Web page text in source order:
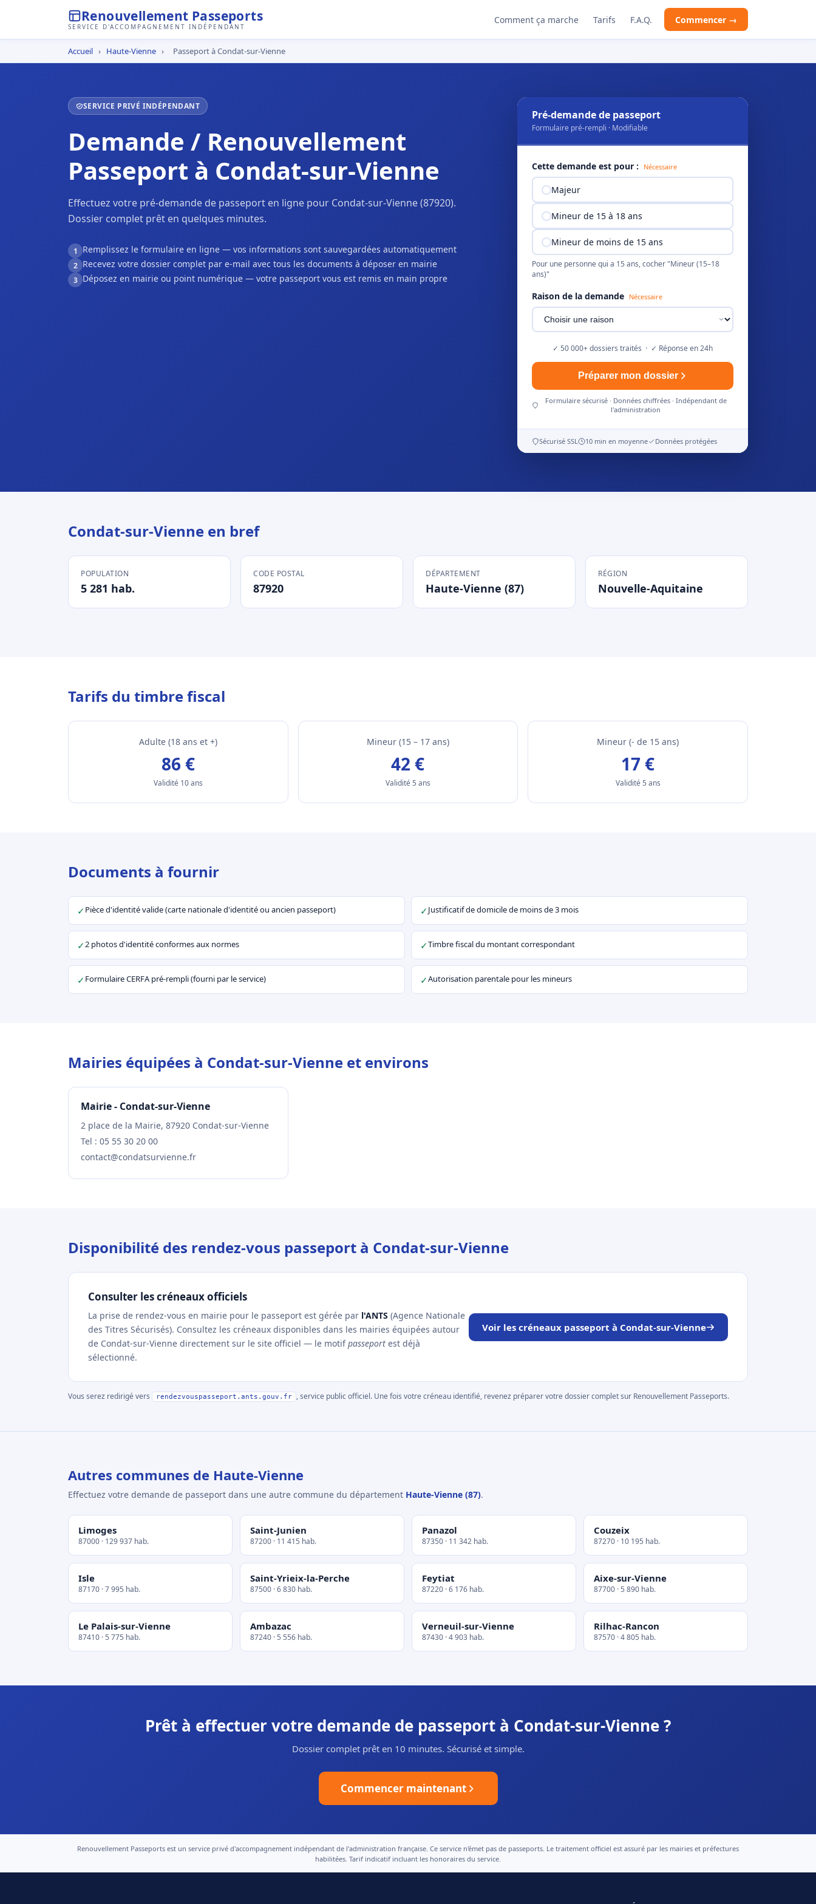
Renouvellement Passeports
SERVICE D'ACCOMPAGNEMENT INDÉPENDANT
Comment ça marche Tarifs F.A.Q. Commencer →
Accueil › Haute-Vienne › Passeport à Condat-sur-Vienne
SERVICE PRIVÉ INDÉPENDANT
Demande / Renouvellement
Passeport à Condat-sur-Vienne
Effectuez votre pré-demande de passeport en ligne pour Condat-sur-Vienne (87920).
Dossier complet prêt en quelques minutes.
1 Remplissez le formulaire en ligne — vos informations sont sauvegardées automatiquement
2 Recevez votre dossier complet par e-mail avec tous les documents à déposer en mairie
3 Déposez en mairie ou point numérique — votre passeport vous est remis en main propre
Pré-demande de passeport
Formulaire pré-rempli · Modifiable
Cette demande est pour : Nécessaire
Majeur
Mineur de 15 à 18 ans
Mineur de moins de 15 ans
Pour une personne qui a 15 ans, cocher "Mineur (15–18
ans)"
Raison de la demande Nécessaire
✓ 50 000+ dossiers traités · ✓ Réponse en 24h
Préparer mon dossier
Formulaire sécurisé · Données chiffrées · Indépendant de
l'administration
Sécurisé SSL 10 min en moyenne Données protégées
Condat-sur-Vienne en bref
POPULATION
5 281 hab.
CODE POSTAL
87920
DÉPARTEMENT
Haute-Vienne (87)
RÉGION
Nouvelle-Aquitaine
Tarifs du timbre fiscal
Adulte (18 ans et +)
86 €
Validité 10 ans
Mineur (15 – 17 ans)
42 €
Validité 5 ans
Mineur (- de 15 ans)
17 €
Validité 5 ans
Documents à fournir
✓ Pièce d'identité valide (carte nationale d'identité ou ancien passeport) ✓Justificatif de domicile de moins de 3 mois
✓2 photos d'identité conformes aux normes ✓Timbre fiscal du montant correspondant
✓ Formulaire CERFA pré-rempli (fourni par le service) ✓Autorisation parentale pour les mineurs
Mairies équipées à Condat-sur-Vienne et environs
Mairie - Condat-sur-Vienne
2 place de la Mairie, 87920 Condat-sur-Vienne
Tel : 05 55 30 20 00
contact@condatsurvienne.fr
Disponibilité des rendez-vous passeport à Condat-sur-Vienne
Consulter les créneaux officiels
La prise de rendez-vous en mairie pour le passeport est gérée par l'ANTS (Agence Nationale
des Titres Sécurisés). Consultez les créneaux disponibles dans les mairies équipées autour
de Condat-sur-Vienne directement sur le site officiel — le motifpasseport est déjà
sélectionné.
Voir les créneaux passeport à Condat-sur-Vienne
Vous serez redirigé vers rendezvouspasseport.ants.gouv.fr , service public officiel. Une fois votre créneau identifié, revenez préparer votre dossier complet sur Renouvellement Passeports.
Autres communes de Haute-Vienne
Effectuez votre demande de passeport dans une autre commune du département Haute-Vienne (87).
Limoges
87000 · 129 937 hab.
Saint-Junien
87200 · 11 415 hab.
Panazol
87350 · 11 342 hab.
Couzeix
87270 · 10 195 hab.
Isle
87170 · 7 995 hab.
Saint-Yrieix-la-Perche
87500 · 6 830 hab.
Feytiat
87220 · 6 176 hab.
Aixe-sur-Vienne
87700 · 5 890 hab.
Le Palais-sur-Vienne
87410 · 5 775 hab.
Ambazac
87240 · 5 556 hab.
Verneuil-sur-Vienne
87430 · 4 903 hab.
Rilhac-Rancon
87570 · 4 805 hab.
Prêt à effectuer votre demande de passeport à Condat-sur-Vienne ?
Dossier complet prêt en 10 minutes. Sécurisé et simple.
Commencer maintenant
Renouvellement Passeports est un service privé d'accompagnement indépendant de l'administration française. Ce service n'émet pas de passeports. Le traitement officiel est assuré par les mairies et préfectures
habilitées. Tarif indicatif incluant les honoraires du service.